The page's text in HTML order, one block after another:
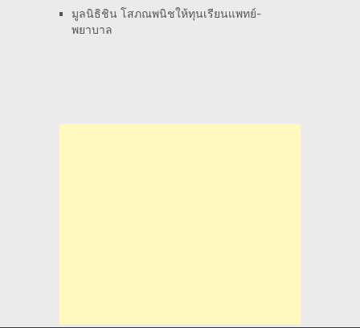
มูลนิธิชิน โสภณพนิชให้ทุนเรียนแพทย์-
พยาบาล